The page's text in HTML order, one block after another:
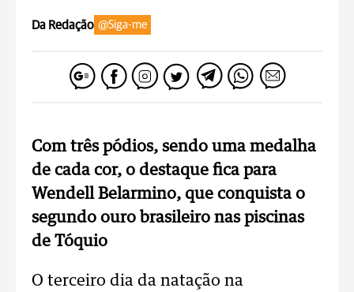
Da Redação @Siga-me
Com três pódios, sendo uma medalha
de cada cor, o destaque fica para
Wendell Belarmino, que conquista o
segundo ouro brasileiro nas piscinas
de Tóquio
O terceiro dia da natação na